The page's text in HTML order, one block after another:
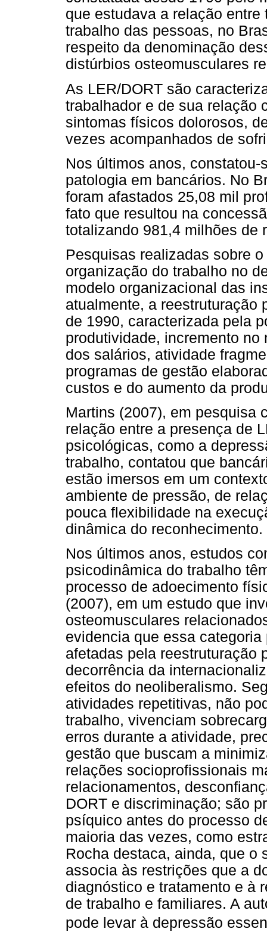
que estudava a relação
trabalho das pessoas, no
respeito da denominação
distúrbios osteomusculares
As LER/DORT são
trabalhador e de sua relação
sintomas físicos dolorosos,
vezes acompanhados de
Nos últimos anos,
patologia em bancários. No
foram afastados 25,08 mil
fato que resultou na
totalizando 981,4 milhões de
Pesquisas realizadas sobre
organização do trabalho no
modelo organizacional das
atualmente, a reestruturação
de 1990, caracterizada pela
produtividade, incremento
dos salários, atividade
programas de gestão
custos e do aumento da
Martins (2007), em pesquisa
relação entre a presença de
psicológicas, como a
trabalho, contatou que
estão imersos em um
ambiente de pressão, de
pouca flexibilidade na
dinâmica do reconhecimento.
Nos últimos anos, estudos
psicodinâmica do trabalho
processo de adoecimento
(2007), em um estudo que
osteomusculares
evidencia que essa
afetadas pela reestruturação
decorrência da
efeitos do neoliberalismo.
atividades repetitivas, não
trabalho, vivenciam
erros durante a atividade,
gestão que buscam a
relações socioprofissionais
relacionamentos,
DORT e discriminação; são
psíquico antes do processo
maioria das vezes, como
Rocha destaca, ainda, que o
associa às restrições que a
diagnóstico e tratamento e à
de trabalho e familiares. A
pode levar à depressão